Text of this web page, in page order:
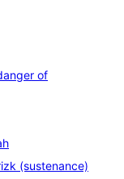
of
(sustenance)